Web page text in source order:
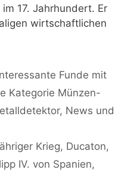
17. Jahrhundert. Er
wirtschaftlichen
Funde mit
Kategorie Münzen-
, News und
Krieg, Ducaton,
IV. von Spanien,